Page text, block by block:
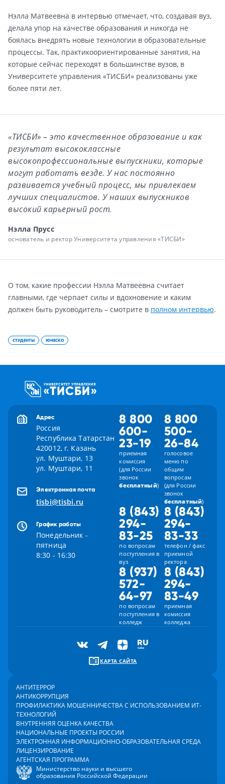
Нэлла Матвеевна в интервью отмечает, что, создавая вуз,
делала упор на качестве образования и никогда не
боялась внедрять новые технологии в образовательные
процессы. Так, практикоориентированные занятия, на
которые сейчас переходят в большинстве вузов, в
Университете управления «ТИСБИ» реализованы уже
более пяти лет.
«ТИСБИ» – это качественное образование и как
результат высококлассные
высокопрофессиональные выпускники, которые
могут работать везде. У нас постоянно
развивается учебный процесс, мы привлекаем
лучших специалистов. У наших выпускников
высокий карьерный рост.
Нэлла Прусс
основатель и ректор Университета управления «ТИСБИ»
О том, какие профессии Нэлла Матвеевна считает
главными, где черпает силы и вдохновение и каким
должен быть руководитель – смотрите в полном интервью.
СТУДЕНТЫ ЮНЕСКО
Адрес
Россия
Республика Татарстан
420012, г. Казань
ул. Муштари, 13
ул. Муштари, 11
Электронная почта
tisbi@tisbi.ru
График работы
Понедельник -
пятница
8:30 - 16:30
8 800
600-
23-19
приемная
комиссия
(для России
звонок
бесплатный)
8 800
500-
26-84
голосовое
меню по
общим
вопросам
(для России
звонок
бесплатный)
8 (843)
294-
83-25
по вопросам
поступления в
вуз
8 (843)
294-
83-33
телефон / факс
приемной
ректора
8 (937)
572-
64-97
по вопросам
поступления в
колледж
8 (843)
294-
83-49
приемная
комиссия
колледжа
КАРТА САЙТА
АНТИТЕРРОР
АНТИКОРРУПЦИЯ
ПРОФИЛАКТИКА МОШЕННИЧЕСТВА С ИСПОЛЬЗОВАНИЕМ ИТ-
ТЕХНОЛОГИЙ
ВНУТРЕННЯЯ ОЦЕНКА КАЧЕСТВА
НАЦИОНАЛЬНЫЕ ПРОЕКТЫ РОССИИ
ЭЛЕКТРОННАЯ ИНФОРМАЦИОННО-ОБРАЗОВАТЕЛЬНАЯ СРЕДА
ЛИЦЕНЗИРОВАНИЕ
АГЕНТСКАЯ ПРОГРАММА
Министерство науки и высшего
образования Российской Федерации